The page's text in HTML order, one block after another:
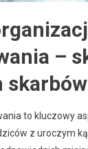
–
skarbów
to kluczowy
z uroczym